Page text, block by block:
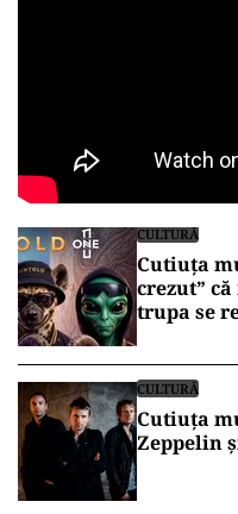
CULTURĂ
Cutiuța
crezut”
trupa se
CULTURĂ
Cutiuța
Zeppelin